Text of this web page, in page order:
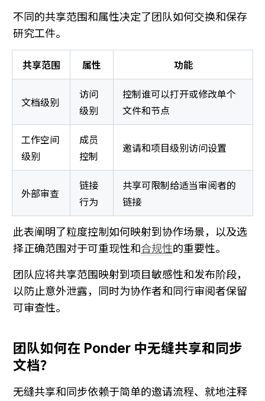
不同的共享范围和属性决定了团队如何交换和保存
研究工件。
共享范围 属性 功能
文档级别
访问
级别
控制谁可以打开或修改单个
文件和节点
工作空间
级别
成员
控制
邀请和项目级别访问设置
外部审查
链接
行为
共享可限制给适当审阅者的
链接
此表阐明了粒度控制如何映射到协作场景，以及选
择正确范围对于可重现性和合规性的重要性。
团队应将共享范围映射到项目敏感性和发布阶段，
以防止意外泄露，同时为协作者和同行审阅者保留
可审查性。
团队如何在 Ponder 中无缝共享和同步
文档？
无缝共享和同步依赖于简单的邀请流程、就地注释